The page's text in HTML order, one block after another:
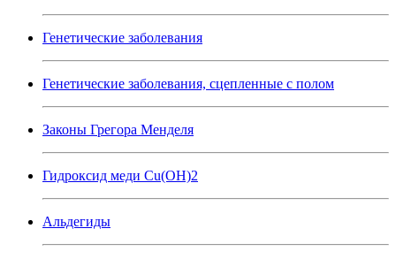
Генетические заболевания
Генетические заболевания, сцепленные с полом
Законы Грегора Менделя
Гидроксид меди Cu(OH)2
Альдегиды